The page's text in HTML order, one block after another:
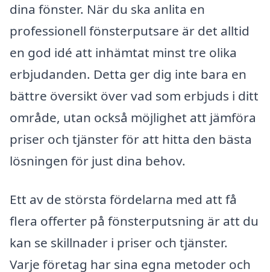
dina fönster. När du ska anlita en
professionell fönsterputsare är det alltid
en god idé att inhämtat minst tre olika
erbjudanden. Detta ger dig inte bara en
bättre översikt över vad som erbjuds i ditt
område, utan också möjlighet att jämföra
priser och tjänster för att hitta den bästa
lösningen för just dina behov.
Ett av de största fördelarna med att få
flera offerter på fönsterputsning är att du
kan se skillnader i priser och tjänster.
Varje företag har sina egna metoder och